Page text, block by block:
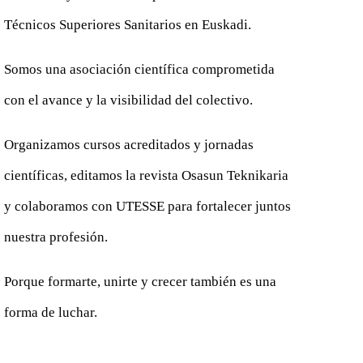
Técnicos Superiores Sanitarios en Euskadi.
Somos una asociación científica comprometida
con el avance y la visibilidad del colectivo.
Organizamos cursos acreditados y jornadas
científicas, editamos la revista Osasun Teknikaria
y colaboramos con UTESSE para fortalecer juntos
nuestra profesión.
Porque formarte, unirte y crecer también es una
forma de luchar.